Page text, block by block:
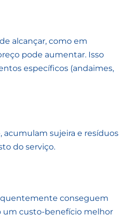
alcançar, como em
pode aumentar. Isso
específicos (andaimes,
sujeira e resíduos
do serviço.
conseguem
um custo-benefício melhor